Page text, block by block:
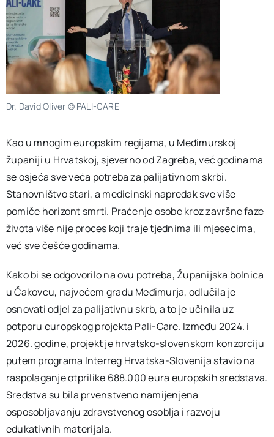
Dr. David Oliver © PALI-CARE
Kao u mnogim europskim regijama, u Međimurskoj
županiji u Hrvatskoj, sjeverno od Zagreba, već godinama
se osjeća sve veća potreba za palijativnom skrbi.
Stanovništvo stari, a medicinski napredak sve više
pomiče horizont smrti. Praćenje osobe kroz završne faze
života više nije proces koji traje tjednima ili mjesecima,
već sve češće godinama.
Kako bi se odgovorilo na ovu potreba, Županijska bolnica
u Čakovcu, najvećem gradu Međimurja, odlučila je
osnovati odjel za palijativnu skrb, a to je učinila uz
potporu europskog projekta Pali-Care. Između 2024. i
2026. godine, projekt je hrvatsko-slovenskom konzorciju
putem programa Interreg Hrvatska-Slovenija stavio na
raspolaganje otprilike 688.000 eura europskih sredstava.
Sredstva su bila prvenstveno namijenjena
osposobljavanju zdravstvenog osoblja i razvoju
edukativnih materijala.